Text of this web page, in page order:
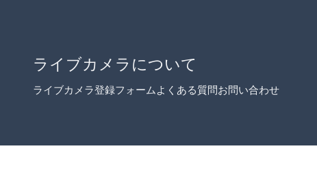
ライブカメラについて
ライブカメラ登録フォームよくある質問お問い合わせ